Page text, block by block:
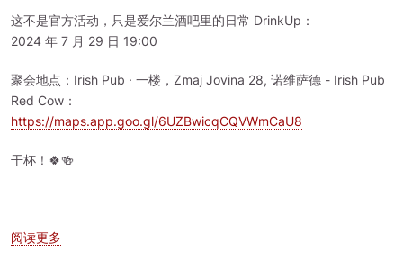
这不是官方活动，只是爱尔兰酒吧里的日常 DrinkUp：
2024 年 7 月 29 日 19:00
聚会地点：Irish Pub · 一楼，Zmaj Jovina 28, 诺维萨德 - Irish Pub
Red Cow：
https://maps.app.goo.gl/6UZBwicqCQVWmCaU8
干杯！🍀🍻
阅读更多